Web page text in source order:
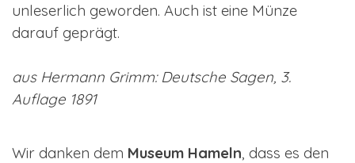
unleserlich geworden. Auch ist eine Münze
darauf geprägt.
aus Hermann Grimm: Deutsche Sagen, 3.
Auflage 1891
Wir danken dem Museum Hameln, dass es den